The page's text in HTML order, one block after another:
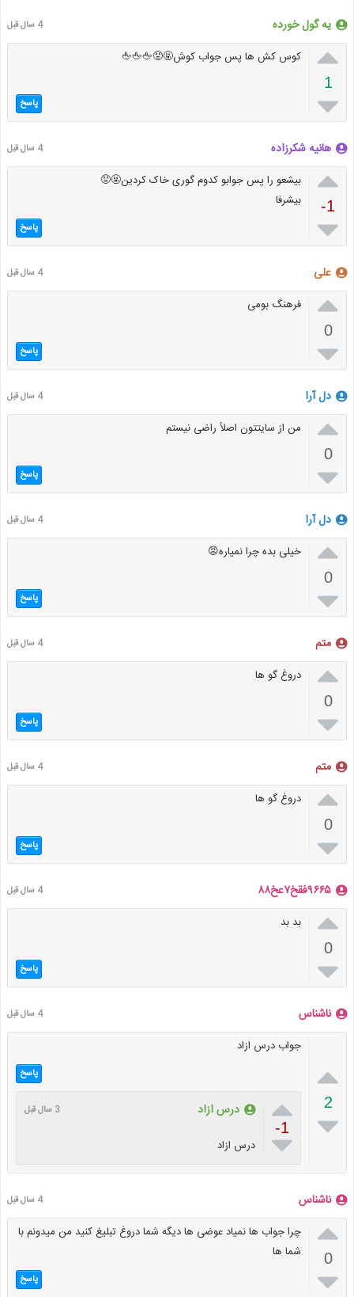
یه گول خورده 4 سال قبل

1

کوس کش ها پس جواب کوش🤬😡🖕🖕🖕
پاسخ
هانیه شکرزاده 4 سال قبل

-1

بیشعو را پس جوابو کدوم گوری خاک کردین🤬😡
بیشرفا
پاسخ
علی 4 سال قبل

0

فرهنگ بومی
پاسخ
دل آرا 4 سال قبل

0

من از سایتتون اصلاً راضی نیستم
پاسخ
دل آرا 4 سال قبل

0

خیلی بده چرا نمیاره😡
پاسخ
متم 4 سال قبل

0

دروغ گو ها
پاسخ
متم 4 سال قبل

0

دروغ گو ها
پاسخ
۹۶۶۵فقخ۷عخ۸۸ 4 سال قبل

0

بد بد
پاسخ
ناشناس 4 سال قبل

2

جواب درس ازاد
پاسخ

-1

درس ازاد 3 سال قبل
درس ازاد
ناشناس 4 سال قبل

0

چرا جواب ها نمیاد عوضی ها دیگه شما دروغ تبلیغ کنید من میدونم با
شما ها
پاسخ